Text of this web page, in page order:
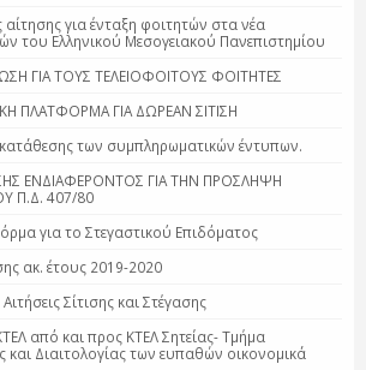
για ένταξη φοιτητών στα νέα
του Ελληνικού Μεσογειακού Πανεπιστημίου
ΓΙΑ ΤΟΥΣ ΤΕΛΕΙΟΦΟΙΤΟΥΣ ΦΟΙΤΗΤΕΣ
ΠΛΑΤΦΟΡΜΑ ΓΙΑ ΔΩΡΕΑΝ ΣΙΤΙΣΗ
των συμπληρωματικών έντυπων.
ΕΝΔΙΑΦΕΡΟΝΤΟΣ ΓΙΑ ΤΗΝ ΠΡΟΣΛΗΨΗ
Π.Δ. 407/80
για το Στεγαστικού Επιδόματος
ακ. έτους 2019-2020
Σίτισης και Στέγασης
από και προς ΚΤΕΛ Σητείας- Τμήμα
και Διαιτολογίας των ευπαθών οικονομικά